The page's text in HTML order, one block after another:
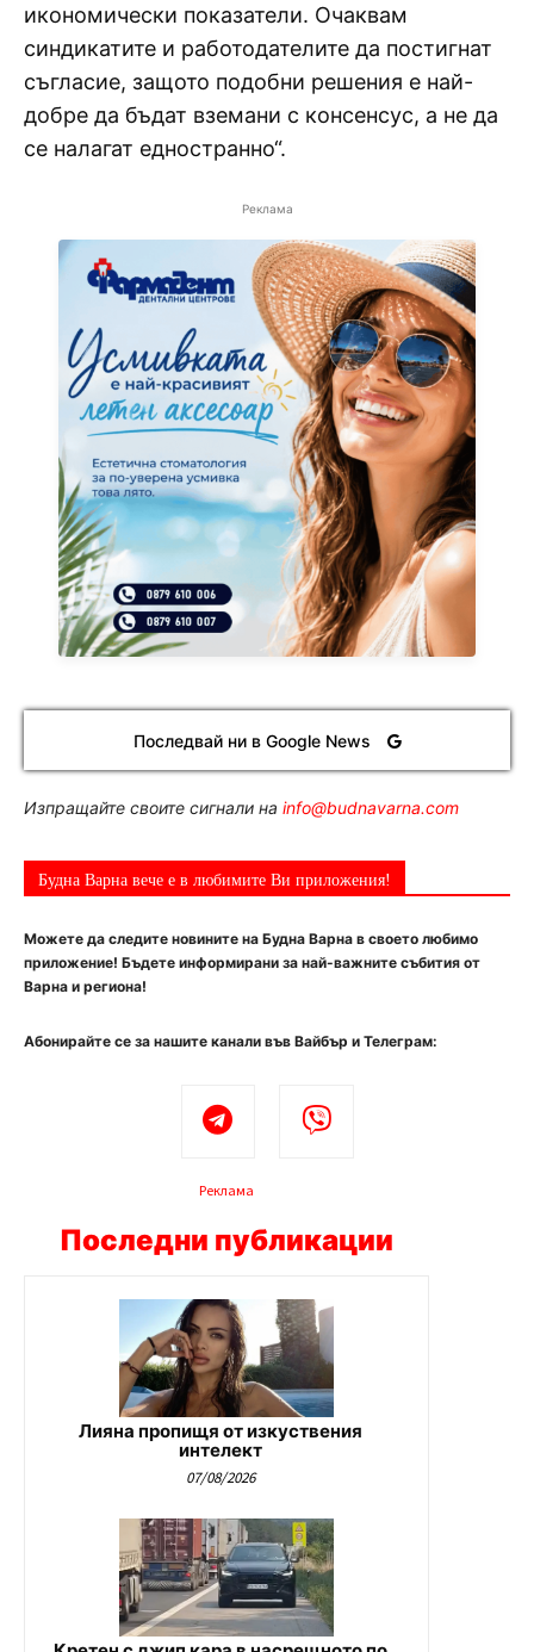
икономически показатели. Очаквам
синдикатите и работодателите да постигнат
съгласие, защото подобни решения е най-
добре да бъдат вземани с консенсус, а не да
се налагат едностранно“.
Реклама
Последвай ни в Google News
Изпращайте своите сигнали на info@budnavarna.com
Будна Варна вече е в любимите Ви приложения!
Можете да следите новините на Будна Варна в своето любимо
приложение! Бъдете информирани за най-важните събития от
Варна и региона!
Абонирайте се за нашите канали във Вайбър и Телеграм:
Реклама
Последни публикации
Лияна пропищя от изкуствения
интелект
07/08/2026